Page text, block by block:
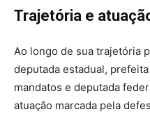
Trajetória e
Ao longo de sua trajetória
deputada estadual,
mandatos e deputada
atuação marcada pela